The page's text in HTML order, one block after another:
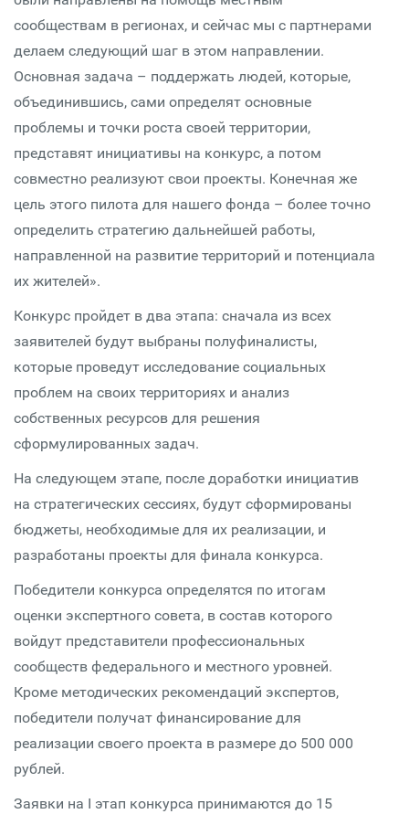
сообществам в регионах, и сейчас мы с партнерами
делаем следующий шаг в этом направлении.
Основная задача – поддержать людей, которые,
объединившись, сами определят основные
проблемы и точки роста своей территории,
представят инициативы на конкурс, а потом
совместно реализуют свои проекты. Конечная же
цель этого пилота для нашего фонда – более точно
определить стратегию дальнейшей работы,
направленной на развитие территорий и потенциала
их жителей».
Конкурс пройдет в два этапа: сначала из всех
заявителей будут выбраны полуфиналисты,
которые проведут исследование социальных
проблем на своих территориях и анализ
собственных ресурсов для решения
сформулированных задач.
На следующем этапе, после доработки инициатив
на стратегических сессиях, будут сформированы
бюджеты, необходимые для их реализации, и
разработаны проекты для финала конкурса.
Победители конкурса определятся по итогам
оценки экспертного совета, в состав которого
войдут представители профессиональных
сообществ федерального и местного уровней.
Кроме методических рекомендаций экспертов,
победители получат финансирование для
реализации своего проекта в размере до 500 000
рублей.
Заявки на I этап конкурса принимаются до 15